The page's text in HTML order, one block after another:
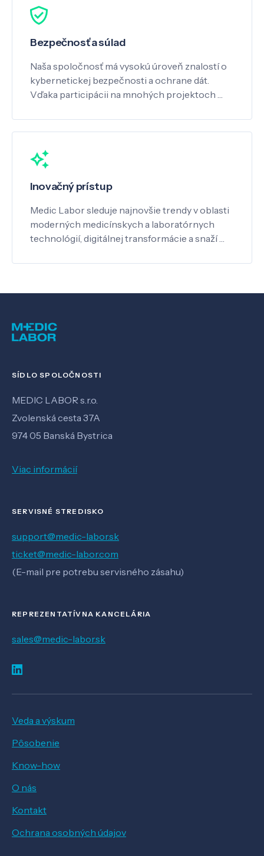
Bezpečnosť a súlad
Naša spoločnosť má vysokú úroveň znalostí o
kybernetickej bezpečnosti a ochrane dát.
Vďaka participácii na mnohých projektoch …
Inovačný prístup
Medic Labor sleduje najnovšie trendy v oblasti
moderných medicínskych a laboratórnych
technológií, digitálnej transformácie a snaží …
SÍDLO SPOLOČNOSTI
MEDIC LABOR s.r.o.
Zvolenská cesta 37A
974 05 Banská Bystrica
Viac informácií
SERVISNÉ STREDISKO
support@medic-labor.sk
ticket@medic-labor.com
(E-mail pre potrebu servisného zásahu)
REPREZENTATÍVNA KANCELÁRIA
sales@medic-labor.sk
Veda a výskum
Pôsobenie
Know-how
O nás
Kontakt
Ochrana osobných údajov